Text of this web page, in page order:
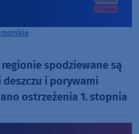
regionie spodziewane są
i porywami
ostrzeżenia 1. stopnia